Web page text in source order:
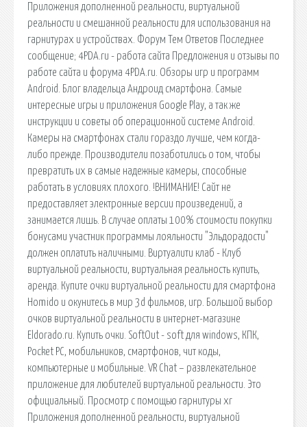
Приложения дополненной реальности, виртуальной
реальности и смешанной реальности для использования на
гарнитурах и устройствах. Форум Тем Ответов Последнее
сообщение; 4PDA.ru - работа сайта Предложения и отзывы по
работе сайта и форума 4PDA.ru. Обзоры игр и программ
Android. Блог владельца Андроид смартфона. Самые
интересные игры и приложения Google Play, а так же
инструкции и советы об операционной системе Android.
Камеры на смартфонах стали гораздо лучше, чем когда-
либо прежде. Производители позаботились о том, чтобы
превратить их в самые надежные камеры, способные
работать в условиях плохого. !ВНИМАНИЕ! Сайт не
предоставляет электронные версии произведений, а
занимается лишь. В случае оплаты 100% стоимости покупки
бонусами участник программы лояльности "Эльдорадости"
должен оплатить наличными. Виртуалити клаб - Клуб
виртуальной реальности, виртуальная реальность купить,
аренда. Купите очки виртуальной реальности для смартфона
Homido и окунитесь в мир 3d фильмов, игр. Большой выбор
очков виртуальной реальности в интернет-магазине
Eldorado.ru. Купить очки. SoftOut - soft для windows, КПК,
Pocket PC, мобильников, смартфонов, чит коды,
компьютерные и мобильные. VR Chat – развлекательное
приложение для любителей виртуальной реальности. Это
официальный. Просмотр с помощью гарнитуры xr
Приложения дополненной реальности, виртуальной